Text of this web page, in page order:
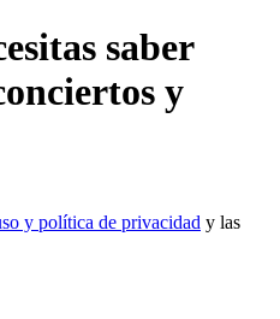
saber
y
y política de privacidad y las